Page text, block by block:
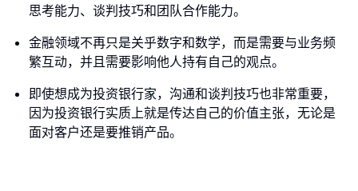
思考能力、谈判技巧和团队合作能力。
金融领域不再只是关乎数字和数学，而是需要与业务频
繁互动，并且需要影响他人持有自己的观点。
即使想成为投资银行家，沟通和谈判技巧也非常重要，
因为投资银行实质上就是传达自己的价值主张，无论是
面对客户还是要推销产品。